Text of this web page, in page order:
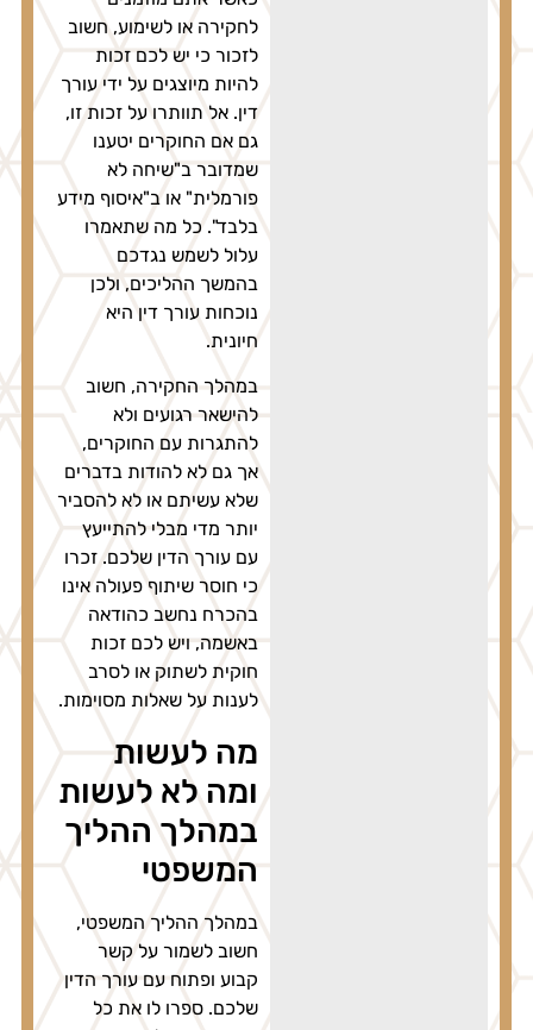
לחקירה או לשימוע, חשוב
לזכור כי יש לכם זכות
להיות מיוצגים על ידי עורך
דין. אל תוותרו על זכות זו,
גם אם החוקרים יטענו
שמדובר ב"שיחה לא
פורמלית" או ב"איסוף מידע
בלבד". כל מה שתאמרו
עלול לשמש נגדכם
בהמשך ההליכים, ולכן
נוכחות עורך דין היא
במהלך החקירה, חשוב
להישאר רגועים ולא
להתגרות עם החוקרים,
אך גם לא להודות בדברים
שלא עשיתם או לא להסביר
יותר מדי מבלי להתייעץ
עם עורך הדין שלכם. זכרו
כי חוסר שיתוף פעולה אינו
בהכרח נחשב כהודאה
באשמה, ויש לכם זכות
חוקית לשתוק או לסרב
לענות על שאלות מסוימות.
מה לעשות
ומה לא לעשות
במהלך ההליך
המשפטי
במהלך ההליך המשפטי,
חשוב לשמור על קשר
קבוע ופתוח עם עורך הדין
שלכם. ספרו לו את כל